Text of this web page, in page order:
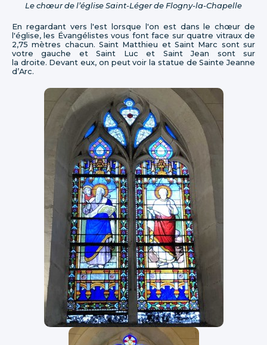
Le chœur de l’église Saint-Léger de Flogny-la-Chapelle
En regardant vers l'est lorsque l'on est dans le chœur de
l'église, les Évangélistes vous font face sur quatre vitraux de
2,75 mètres chacun. Saint Matthieu et Saint Marc sont sur
votre gauche et Saint Luc et Saint Jean sont sur
la droite. Devant eux, on peut voir la statue de Sainte Jeanne
d’Arc.